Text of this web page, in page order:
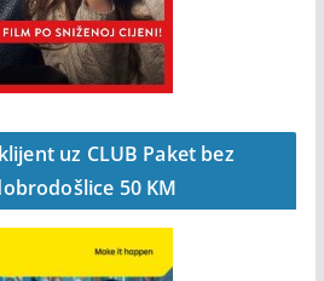
uz CLUB Paket bez
50 KM